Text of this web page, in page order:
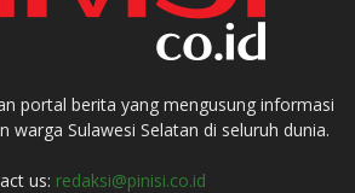
portal berita yang mengusung informasi
warga Sulawesi Selatan di seluruh dunia.
us: redaksi@pinisi.co.id